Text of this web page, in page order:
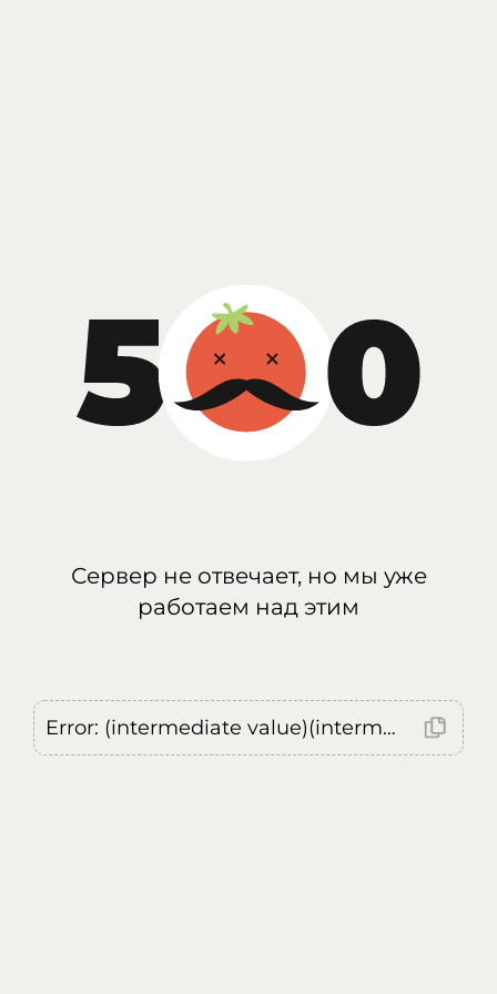
Сервер не отвечает, но мы уже
работаем над этим
Error: (intermediate value)(intermediate value)(intermediate value).replaceAll is not a function